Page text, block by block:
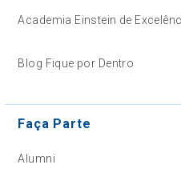
Academia Einstein de
Blog Fique por Dentro
Faça Parte
Alumni